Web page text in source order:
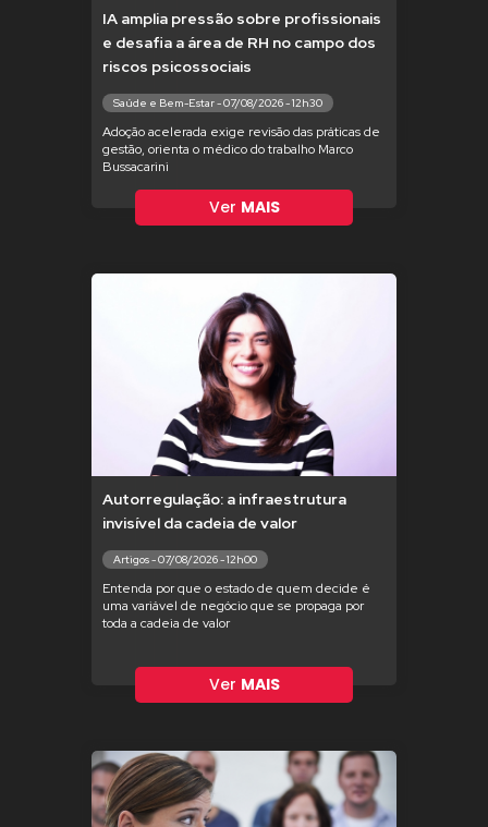
IA amplia pressão sobre profissionais
e desafia a área de RH no campo dos
riscos psicossociais
Saúde e Bem-Estar - 07/08/2026 - 12h30
Adoção acelerada exige revisão das práticas de
gestão, orienta o médico do trabalho Marco
Bussacarini
Ver MAIS
Autorregulação: a infraestrutura
invisível da cadeia de valor
Artigos - 07/08/2026 - 12h00
Entenda por que o estado de quem decide é
uma variável de negócio que se propaga por
toda a cadeia de valor
Ver MAIS